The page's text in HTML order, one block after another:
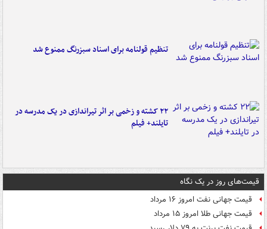
تنظیم قولنامه برای اسناد سبزرنگ ممنوع شد
۲۲ کشته و زخمی بر اثر تیراندازی در یک مدرسه در
تایلند+ فیلم
قیمت‌های روز در یک نگاه
قیمت جهانی نفت امروز ۱۶ مرداد
قیمت جهانی طلا امروز ۱۵ مرداد